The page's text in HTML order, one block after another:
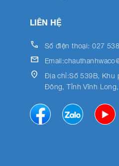
LIÊN HỆ
call Số điện thoại: 027
email
location_on
Địa chỉ:Số 539B, Khu
Đông, Tỉnh Vĩnh Long,